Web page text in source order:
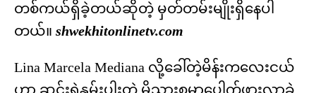
တစ်ကယ်ရှိခဲ့တယ်ဆိုတဲ့ မှတ်တမ်းမျိုးရှိနေပါ
တယ်။ shwekhitonlinetv.com
Lina Marcela Mediana လို့ခေါ်တဲ့မိန်းကလေးငယ်
ဟာ ဆင်းရဲနွမ်းပါးတဲ့ မိသားစုမှာပေါက်ဖွားလာခဲ့